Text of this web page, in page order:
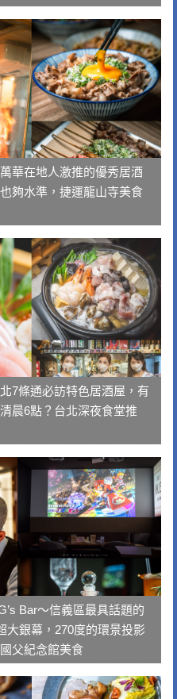
華在地人激推的優秀居酒
夠水準，捷運龍山寺美食
7條通必訪特色居酒屋，有
晨6點？台北深夜食堂推
Bar～信義區最具話題的
大銀幕，270度的環景投影
父紀念館美食